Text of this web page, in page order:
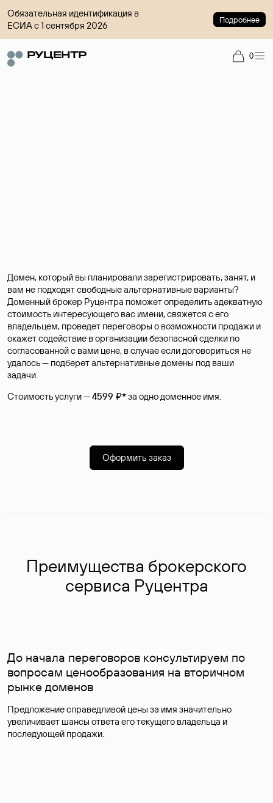
Обязательная идентификация в
ЕСИА с 1 сентября 2026
Подробнее
0
Домен, который вы планировали зарегистрировать, занят, и
вам не подходят свободные альтернативные варианты?
Доменный брокер Руцентра поможет определить адекватную
стоимость интересующего вас имени, свяжется с его
владельцем, проведет переговоры о возможности продажи и
окажет содействие в организации безопасной сделки по
согласованной с вами цене, в случае если договориться не
удалось — подберет альтернативные домены под ваши
задачи.
Стоимость услуги —4599 ₽*за одно доменное имя.
Оформить заказ
Преимущества брокерского
сервиса Руцентра
До начала переговоров консультируем по
вопросам ценообразования на вторичном
рынке доменов
Предложение справедливой цены за имя значительно
увеличивает шансы ответа его текущего владельца и
последующей продажи.